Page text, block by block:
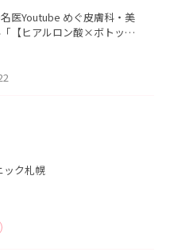
医Youtube めぐ皮膚科・美
【ヒアルロン酸×ボトック
ック札幌